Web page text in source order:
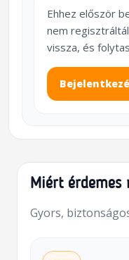
Ehhez először
nem
vissza, és
Miért érdemes
Gyors,